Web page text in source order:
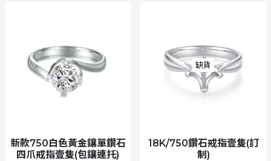
新款750白色黃金鑲單鑽石
四爪戒指壹隻(包鑲連托)
缺貨
18K/750鑽石戒指壹隻(訂
制)